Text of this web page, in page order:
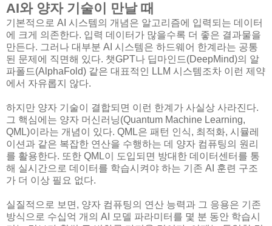
AI와 양자 기술이 만날 때
기본적으로 AI 시스템의 개념은 알고리즘에 입력되는 데이터
에 크게 의존한다. 입력 데이터가 많을수록 더 좋은 결과물을
만든다. 그러나 대부분 AI 시스템은 하드웨어 한계라는 공통
된 문제에 직면해 있다. 챗GPT나 딥마인드(DeepMind)의 알
파폴드(AlphaFold) 같은 대표적인 LLM 시스템조차 이런 제약
에서 자유롭지 않다.
하지만 양자 기술이 결합되면 이런 한계가 사실상 사라진다.
그 핵심에는 양자 머신러닝(Quantum Machine Learning,
QML)이라는 개념이 있다. QML은 패턴 인식, 최적화, 시뮬레
이션과 같은 복잡한 연산을 수행하는 데 양자 컴퓨팅의 원리
를 활용한다. 또한 QML이 도입되면 방대한 데이터센터를 통
해 실시간으로 데이터를 학습시켜야 하는 기존 AI 훈련 구조
가 더 이상 필요 없다.
실질적으로 보면, 양자 컴퓨팅의 연산 능력과 그 응용은 기존
방식으로 수십억 개의 AI 모델 파라미터를 몇 분 동안 학습시